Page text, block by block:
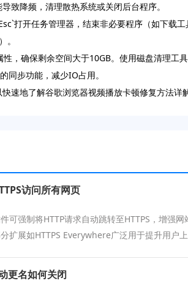
致降频，清理散热系统或关闭后台程序。
打开任务管理器，结束非必要程序（如下载
。
，确保剩余空间大于10GB。使用磁盘清理
同步功能，减少IO占用。
速地了解谷歌浏览器视频播放卡顿修复方法详
访问所有网页
可强制将HTTP请求自动跳转至HTTPS，增强网
扩展如HTTPS Everywhere广泛用于提升用户
更名如何关闭